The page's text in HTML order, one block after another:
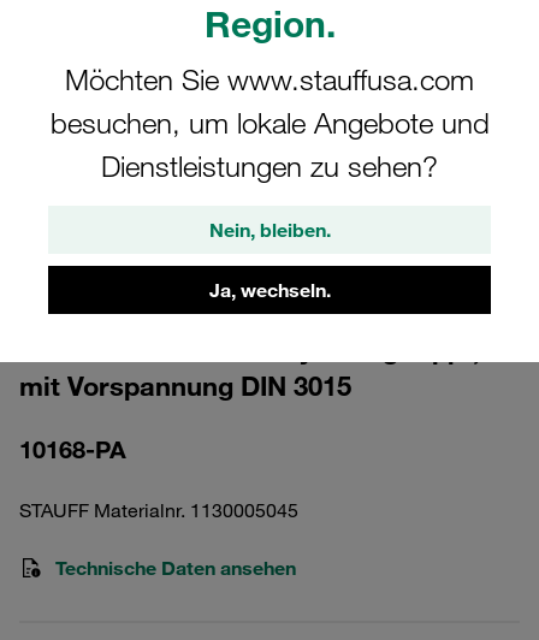
Region.
Möchten Sie www.stauffusa.com
besuchen, um lokale Angebote und
Dienstleistungen zu sehen?
Nein, bleiben.
Ja, wechseln.
CAD
Bitte beachten Sie: Das Bild dient nur zur Veranschaulichung und kann vom
tatsächlichen Produkt abweichen.
Mehr anzeigen
um die CAD-Daten kostenlos herunterzuladen
Schellenkörper Gr. 10S Ø168mm
mit Vorspannung DIN 3015
10168-PA
STAUFF Materialnr. 1130005045
Technische Daten ansehen